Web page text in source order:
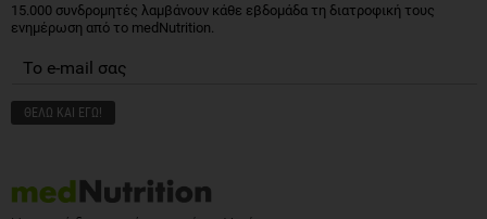
15.000 συνδρομητές λαμβάνουν κάθε εβδομάδα τη διατροφική τους
ενημέρωση από το medNutrition.